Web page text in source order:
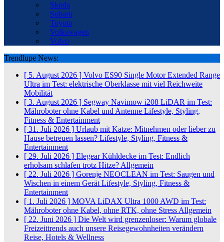
Skoda
Subaru
Toyota
Volkswagen
Volvo
Trendlupe News:
[ 5. August 2026 ] Volvo ES90 Single Motor Extended Range
Ultra im Test: elektrische Oberklasse mit viel Reichweite
Mobilität
[ 3. August 2026 ] Segway Navimow i208 LiDAR im Test:
Mähroboter ohne Kabel und Antenne Lifestyle, Styling,
Fitness & Entertainment
[ 31. Juli 2026 ] Urlaub mit Katze: Mitnehmen oder lieber zu
Hause betreuen lassen? Lifestyle, Styling, Fitness &
Entertainment
[ 29. Juli 2026 ] Elegear Kühldecke im Test: Endlich
erholsam schlafen trotz Hitze? Allgemein
[ 22. Juli 2026 ] Gorenje NEOCLEAN im Test: Saugen und
Wischen in einem Gerät Lifestyle, Styling, Fitness &
Entertainment
[ 1. Juli 2026 ] MOVA LiDAX Ultra 1000 AWD im Test:
Mähroboter ohne Kabel, ohne RTK, ohne Stress Allgemein
[ 22. Juni 2026 ] Die Welt wird grenzenloser: Warum globale
Freizeittrends auch unsere Reisegewohnheiten verändern
Reise, Hotels & Wellness